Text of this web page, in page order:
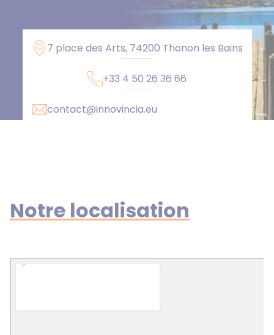
7 place des Arts, 74200 Thonon les Bains
+33 4 50 26 36 66
contact@innovincia.eu
Notre localisation